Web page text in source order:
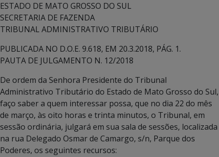
ESTADO DE MATO GROSSO DO SUL
SECRETARIA DE FAZENDA
TRIBUNAL ADMINISTRATIVO TRIBUTÁRIO
PUBLICADA NO D.O.E. 9.618, EM 20.3.2018, PÁG. 1.
PAUTA DE JULGAMENTO N. 12/2018
De ordem da Senhora Presidente do Tribunal
Administrativo Tributário do Estado de Mato Grosso do Sul,
faço saber a quem interessar possa, que no dia 22 do mês
de março, às oito horas e trinta minutos, o Tribunal, em
sessão ordinária, julgará em sua sala de sessões, localizada
na rua Delegado Osmar de Camargo, s/n, Parque dos
Poderes, os seguintes recursos: